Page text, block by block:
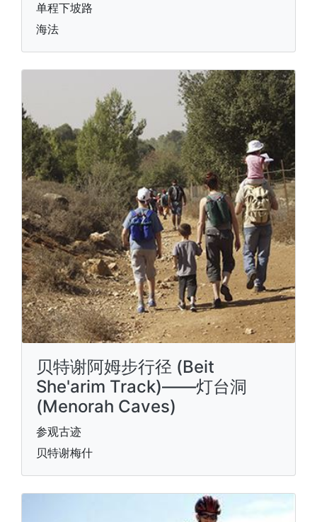
单程下坡路
海法
贝特谢阿姆步行径 (Beit
She'arim Track)——灯台洞
(Menorah Caves)
参观古迹
贝特谢梅什